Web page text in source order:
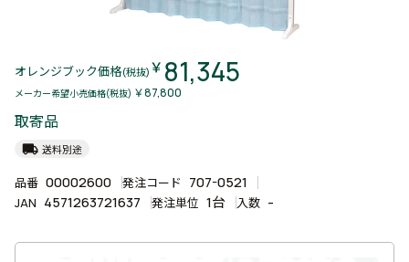
オレンジブック価格(税抜) ￥ 81,345
メーカー希望小売価格(税抜) ￥87,800
取寄品
local_shipping 送料別途
品番 00002600 発注コード 707-0521
JAN 4571263721637 発注単位 1台 入数 -